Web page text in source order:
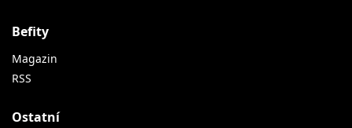
Befity
Magazin
RSS
Ostatní